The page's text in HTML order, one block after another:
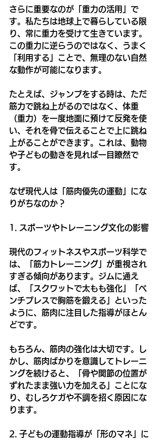
さらに重要なのが「重力の活用」で
す。私たちは地球上で暮らしている限
り、常に重力を受けて生きています。
この重力に逆らうのではなく、うまく
「利用する」ことで、無理のない自然
な動作が可能になります。
たとえば、ジャンプをする時は、ただ
筋力で跳ね上がるのではなく、体重
（重力）を一度地面に預けて反発を使
い、それを骨で伝えることで上に跳ね
上がることができます。これは、動物
や子どもの動きを見れば一目瞭然で
す。
なぜ現代人は「筋肉優先の運動」にな
りがちなのか？
1. スポーツやトレーニング文化の影響
現代のフィットネスやスポーツ科学で
は、「筋力トレーニング」が重視され
すぎる傾向があります。ジムに通え
ば、「スクワットで太もも強化」「ベ
ンチプレスで胸筋を鍛える」といった
ように、筋肉に注目した指導がほとん
どです。
もちろん、筋肉の強化は大切です。し
かし、筋肉ばかりを意識してトレーニ
ングを続けると、「骨や関節の位置が
ずれたまま強い力を加える」ことにな
り、むしろケガや不調を招く原因にな
ります。
2. 子どもの運動指導が「形のマネ」に